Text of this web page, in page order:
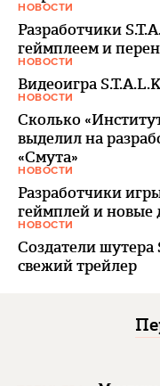
НОВОСТИ
Разработчики
геймплеем и
НОВОСТИ
Видеоигра
НОВОСТИ
Сколько
выделил на
«Смута»
НОВОСТИ
Разработчики
геймплей и новые
НОВОСТИ
Создатели шутера
свежий трейлер